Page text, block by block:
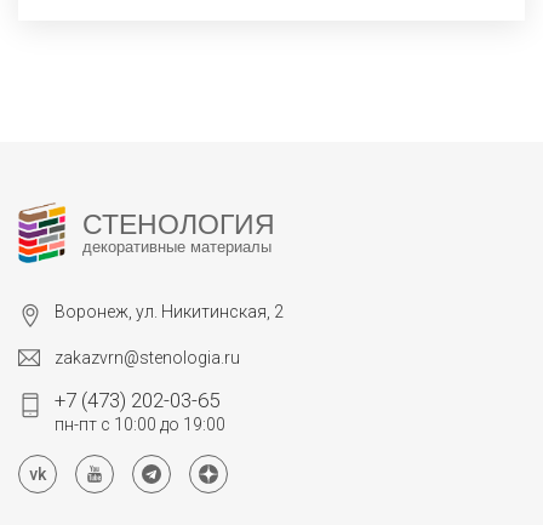
СТЕНОЛОГИЯ
декоративные материалы
Воронеж, ул. Никитинская, 2
zakazvrn@stenologia.ru
+7 (473) 202-03-65
пн-пт с 10:00 до 19:00